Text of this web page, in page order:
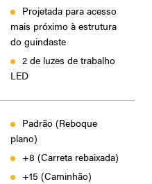
Projetada para acesso
mais próximo à estrutura
do guindaste
2 de luzes de trabalho
LED
Padrão (Reboque
plano)
+8 (Carreta rebaixada)
+15 (Caminhão)